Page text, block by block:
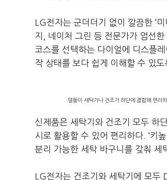
LG전자는 군더더기 없이 깔끔한 ‘
지, 네이처 그린 등 전문가가 엄선
코스를 선택하는 다이얼에 디스플
작 상태를 보다 쉽게 이해할 수 있
델들이 세탁기나 건조기 하단에 결합해 편리
신제품은 세탁기와 건조기 모두 하
시로 활용할 수 있어 편리하다. ‘키
분리 가능한 세탁 바구니를 갖춰 세
LG전자는 건조기와 세탁기에 모